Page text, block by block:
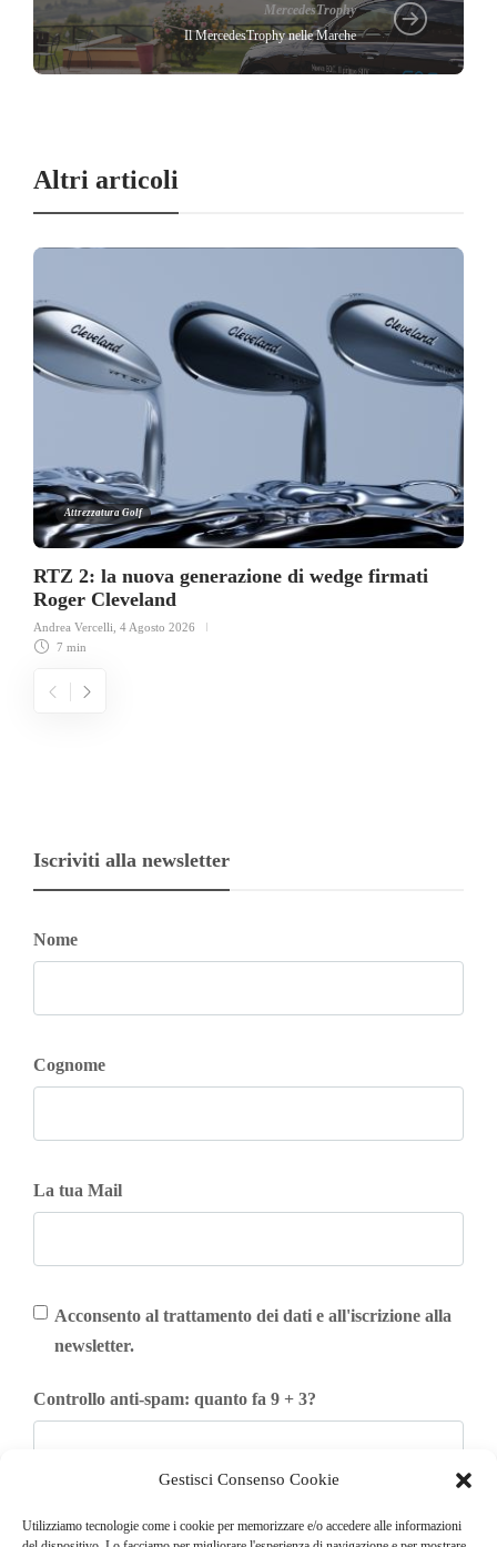
Gestisci Consenso Cookie
Utilizziamo tecnologie come i cookie per memorizzare e/o accedere alle informazioni
MercedesTrophy
Il MercedesTrophy nelle Marche
Altri articoli
Attrezzatura Golf
RTZ 2: la nuova generazione di wedge firmati
Roger Cleveland
Andrea Vercelli, 4 Agosto 2026
7 min
Iscriviti alla newsletter
Nome
Cognome
La tua Mail
Acconsento al trattamento dei dati e all'iscrizione alla
newsletter.
Controllo anti-spam: quanto fa 9 + 3?
Iscriviti